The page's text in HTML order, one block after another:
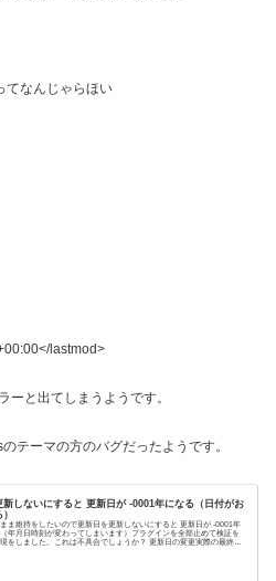
てなんじゃらほい
lastmod>
ーと出てしまうようです。
テーマの方のバグだったようです。
新しないにすると 更新日が -0001年になる（日付がお
ま維持をしたいので更新日を更新しないにすると 更新日が -0001年
年月日時刻が変わってしまいます）プラグインを全部止めて検証を
をしました。これは不具合でしょうか？ 更新日の変更実際の最終更